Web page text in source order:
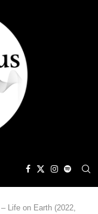
Life on Earth (2022,